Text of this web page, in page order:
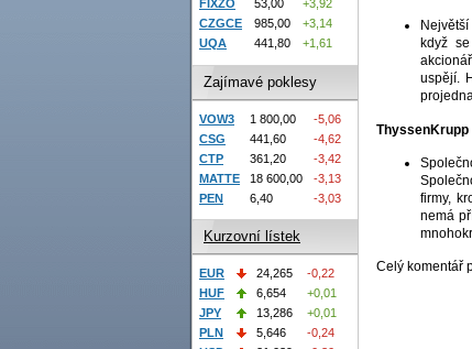
když
uspějí.
ThyssenKrupp
firmy,
nemá
Celý komentář
FIXZO
53,00
+3,92
CZGCE
985,00
+3,14
UQA
441,80 +1,61
Zajímavé poklesy
VOW3 1 800,00
-5,06
CSG
441,60
-4,62
CTP
361,20
-3,42
MATTE
18 600,00
-3,13
PEN
6,40 -3,03
Kurzovní lístek
EUR 24,265
-0,22
HUF
6,654
+0,01
JPY
13,286
+0,01
PLN
5,646
-0,24